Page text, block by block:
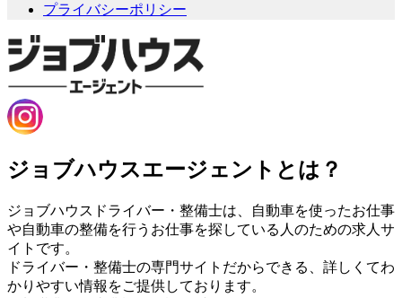
プライバシーポリシー
ジョブハウスエージェントとは？
ジョブハウスドライバー・整備士は、自動車を使ったお仕事
や自動車の整備を行うお仕事を探している人のための求人サ
イトです。
ドライバー・整備士の専門サイトだからできる、詳しくてわ
かりやすい情報をご提供しております。